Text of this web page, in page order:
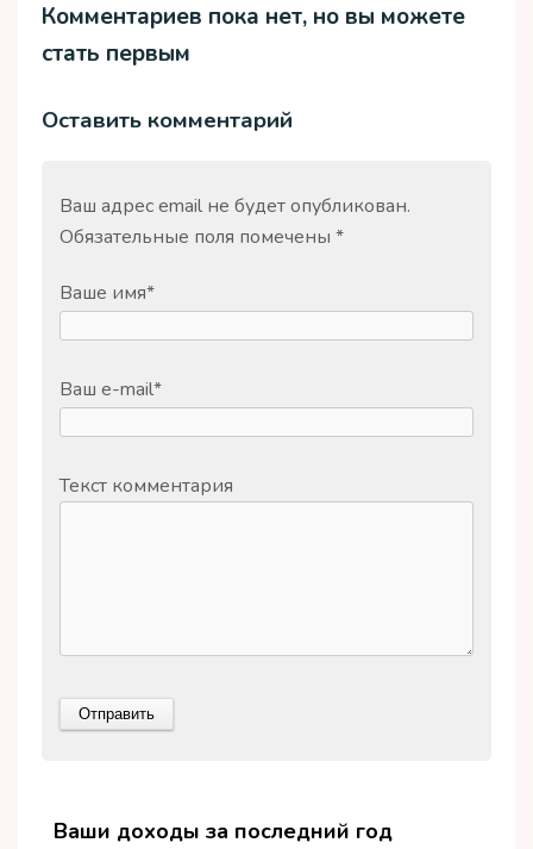
Комментариев пока нет, но вы можете
стать первым
Оставить комментарий
Ваш адрес email не будет опубликован.
Обязательные поля помечены *
Ваше имя*
Ваш e-mail*
Текст комментария
Ваши доходы за последний год